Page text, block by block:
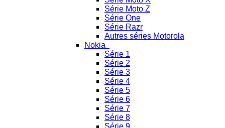
Série Moto Z
Série One
Série Razr
Autres séries Motorola
Nokia
Série 1
Série 2
Série 3
Série 4
Série 5
Série 6
Série 7
Série 8
Série 9